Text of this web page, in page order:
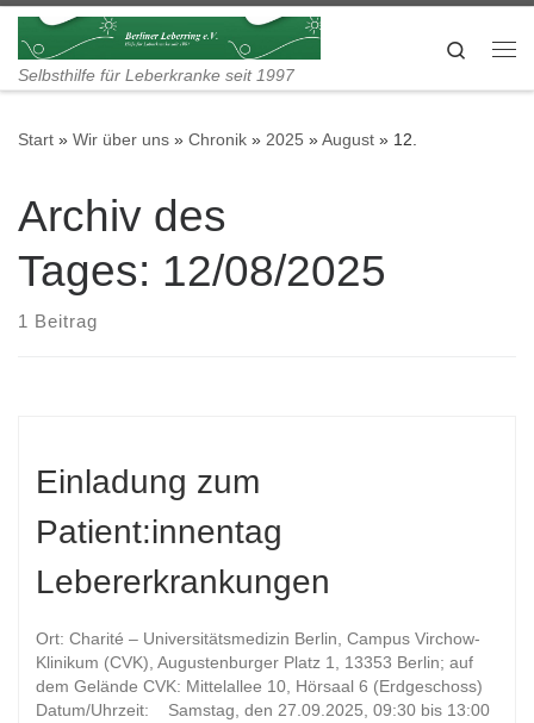
Zum Inhalt springen
Selbsthilfe für Leberkranke seit 1997
Search
Start » Wir über uns » Chronik » 2025 »August » 12.
Archiv des
Tages: 12/08/2025
1 Beitrag
Einladung zum
Patient:innentag
Lebererkrankungen
Ort: Charité – Universitätsmedizin Berlin, Campus Virchow-
Klinikum (CVK), Augustenburger Platz 1, 13353 Berlin; auf
dem Gelände CVK: Mittelallee 10, Hörsaal 6 (Erdgeschoss)
Datum/Uhrzeit: Samstag, den 27.09.2025, 09:30 bis 13:00